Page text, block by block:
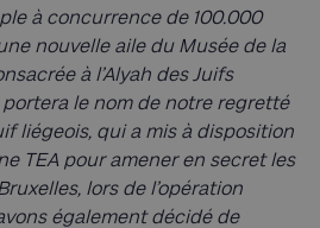
à concurrence de 100.000
nouvelle aile du Musée de la
à l’Alyah des Juifs
le nom de notre regretté
liégeois, qui a mis à disposition
TEA pour amener en secret les
lors de l’opération
également décidé de